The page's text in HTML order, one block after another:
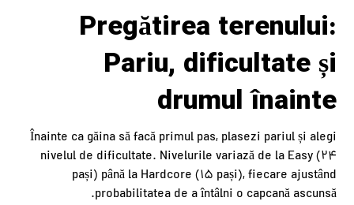
Pregătirea terenului:
Pariu, dificultate și
drumul înainte
Înainte ca găina să facă primul pas, plasezi pariul și alegi
nivelul de dificultate. Nivelurile variază de la Easy (24
pași) până la Hardcore (15 pași), fiecare ajustând
probabilitatea de a întâlni o capcană ascunsă.